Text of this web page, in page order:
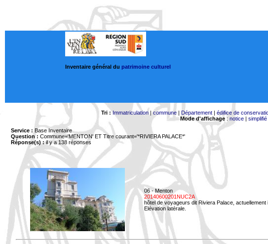
Inventaire général du patrimoine culturel
Tri : Immatriculation|commune| Département| édifice de
Mode d'affichage: notice| simplifié
Service : Base Inventaire
Question : Commune='MENTON' ET Titre courant='*RIVIERA PALACE*'
Réponse(s) :il y a 138 réponses
06 - Menton
20140600201NUC2A
hôtel de voyageurs dit Riviera Palace, actuellement
Elévation latérale.